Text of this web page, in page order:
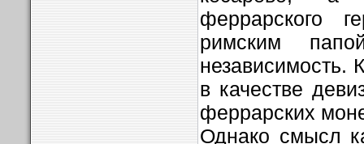
феррарского
римским
независимость.
в качестве
феррарских
Однако смысл